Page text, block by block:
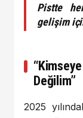
Pistte
gelişim
Değilim”
2025